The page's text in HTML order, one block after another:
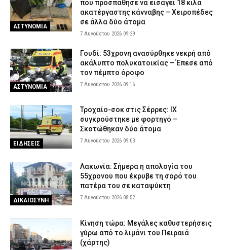
ΑΣΤΥΝΟΜΙΑ
που προσπάθησε να εισάγει 18 κιλά
ακατέργαστης κάνναβης – Χειροπέδες
σε άλλα δύο άτομα
7 Αυγούστου 2026 09:29
ΑΣΤΥΝΟΜΙΑ
Γουδί: 53χρονη ανασύρθηκε νεκρή από
ακάλυπτο πολυκατοικίας – Έπεσε από
τον πέμπτο όροφο
7 Αυγούστου 2026 09:16
ΕΙΔΗΣΕΙΣ
Τροχαίο-σοκ στις Σέρρες: ΙΧ
συγκρούστηκε με φορτηγό –
Σκοτώθηκαν δύο άτομα
7 Αυγούστου 2026 09:03
ΔΙΚΑΙΟΣΥΝΗ
Λακωνία: Σήμερα η απολογία του
55χρονου που έκρυβε τη σορό του
πατέρα του σε καταψύκτη
7 Αυγούστου 2026 08:52
Κίνηση τώρα: Μεγάλες καθυστερήσεις
γύρω από το λιμάνι του Πειραιά
(χάρτης)